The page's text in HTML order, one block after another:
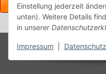
Einstellung jederzeit
unten). Weitere Details
in unserer
Impressum Datenschutz
* Alle Preise inkl. gesetzlicher